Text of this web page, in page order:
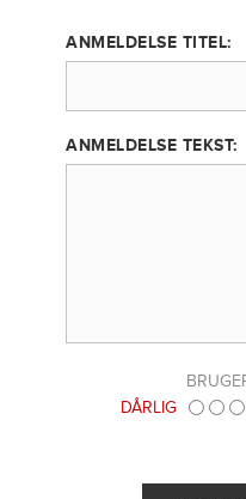
ANMELDELSE TITEL:
ANMELDELSE TEKST:
DÅRLIG